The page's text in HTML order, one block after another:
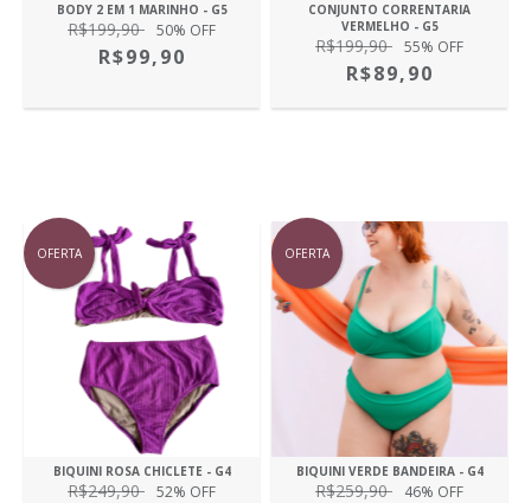
BODY 2 EM 1 MARINHO - G5
R$199,90 50% OFF
R$99,90
CONJUNTO CORRENTARIA
VERMELHO - G5
R$199,90 55% OFF
R$89,90
OFERTA
BIQUINI ROSA CHICLETE - G4
R$249,90 52% OFF
OFERTA
BIQUINI VERDE BANDEIRA - G4
R$259,90 46% OFF